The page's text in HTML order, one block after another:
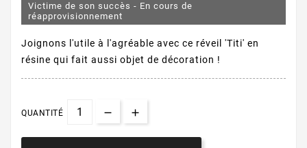
Victime de son succès - En cours de
réapprovisionnement
Joignons l'utile à l'agréable avec ce réveil 'Titi' en
résine qui fait aussi objet de décoration !
QUANTITÉ